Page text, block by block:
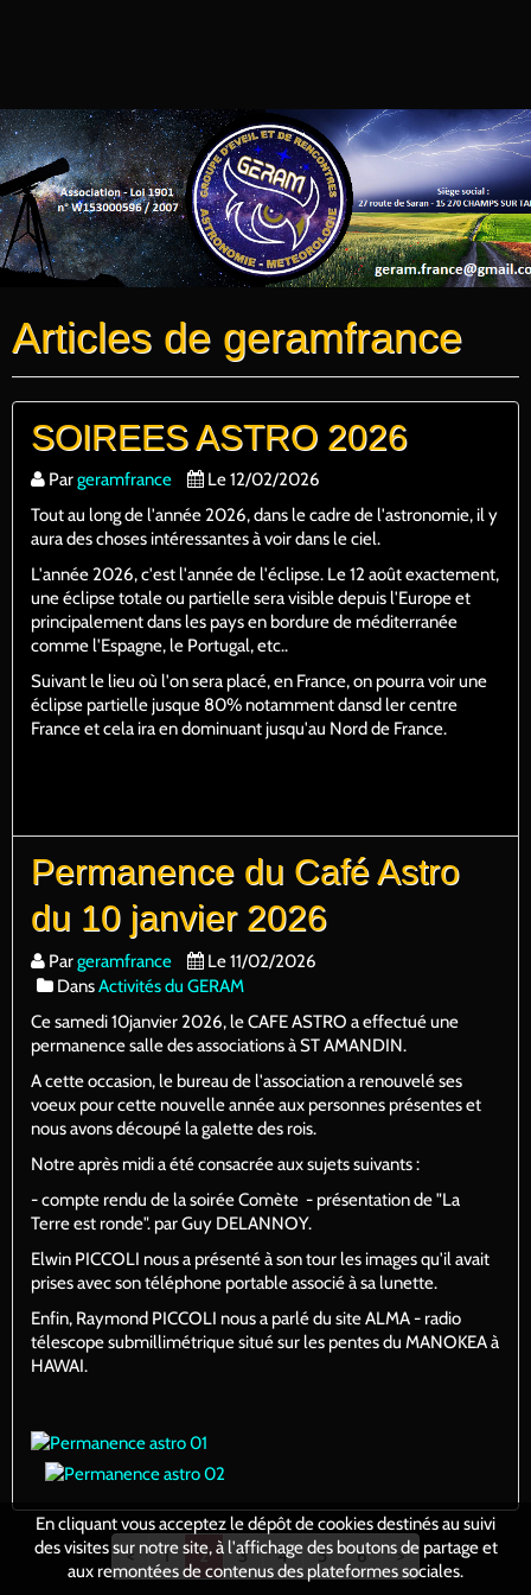
Articles de geramfrance
SOIREES ASTRO 2026
Pargeramfrance
Le 12/02/2026
Tout au long de l'année 2026, dans le cadre de l'astronomie, il y
aura des choses intéressantes à voir dans le ciel.
L'année 2026, c'est l'année de l'éclipse. Le 12 août exactement,
une éclipse totale ou partielle sera visible depuis l'Europe et
principalement dans les pays en bordure de méditerranée
comme l'Espagne, le Portugal, etc..
Suivant le lieu où l'on sera placé, en France, on pourra voir une
éclipse partielle jusque 80% notamment dansd ler centre
France et cela ira en dominuant jusqu'au Nord de France.
Permanence du Café Astro
du 10 janvier 2026
Pargeramfrance
Le 11/02/2026
DansActivités du GERAM
Ce samedi 10janvier 2026, le CAFE ASTRO a effectué une
permanence salle des associations à ST AMANDIN.
A cette occasion, le bureau de l'association a renouvelé ses
voeux pour cette nouvelle année aux personnes présentes et
nous avons découpé la galette des rois.
Notre après midi a été consacrée aux sujets suivants :
- compte rendu de la soirée Comète - présentation de "La
Terre est ronde". par Guy DELANNOY.
Elwin PICCOLI nous a présenté à son tour les images qu'il avait
prises avec son téléphone portable associé à sa lunette.
Enfin, Raymond PICCOLI nous a parlé du site ALMA - radio
télescope submillimétrique situé sur les pentes du MANOKEA à
HAWAI.
< 1 2 3 4 5 6 >
En cliquant vous acceptez le dépôt de cookies destinés au suivi
des visites sur notre site, à l'affichage des boutons de partage et
aux remontées de contenus des plateformes sociales.